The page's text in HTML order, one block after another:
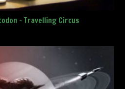
– Travelling Circus